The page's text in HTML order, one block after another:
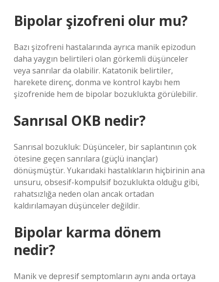
Bipolar şizofreni olur mu?
Bazı şizofreni hastalarında ayrıca manik epizodun
daha yaygın belirtileri olan görkemli düşünceler
veya sanrılar da olabilir. Katatonik belirtiler,
harekete direnç, donma ve kontrol kaybı hem
şizofrenide hem de bipolar bozuklukta görülebilir.
Sanrısal OKB nedir?
Sanrısal bozukluk: Düşünceler, bir saplantının çok
ötesine geçen sanrılara (güçlü inançlar)
dönüşmüştür. Yukarıdaki hastalıkların hiçbirinin ana
unsuru, obsesif-kompulsif bozuklukta olduğu gibi,
rahatsızlığa neden olan ancak ortadan
kaldırılamayan düşünceler değildir.
Bipolar karma dönem
nedir?
Manik ve depresif semptomların aynı anda ortaya